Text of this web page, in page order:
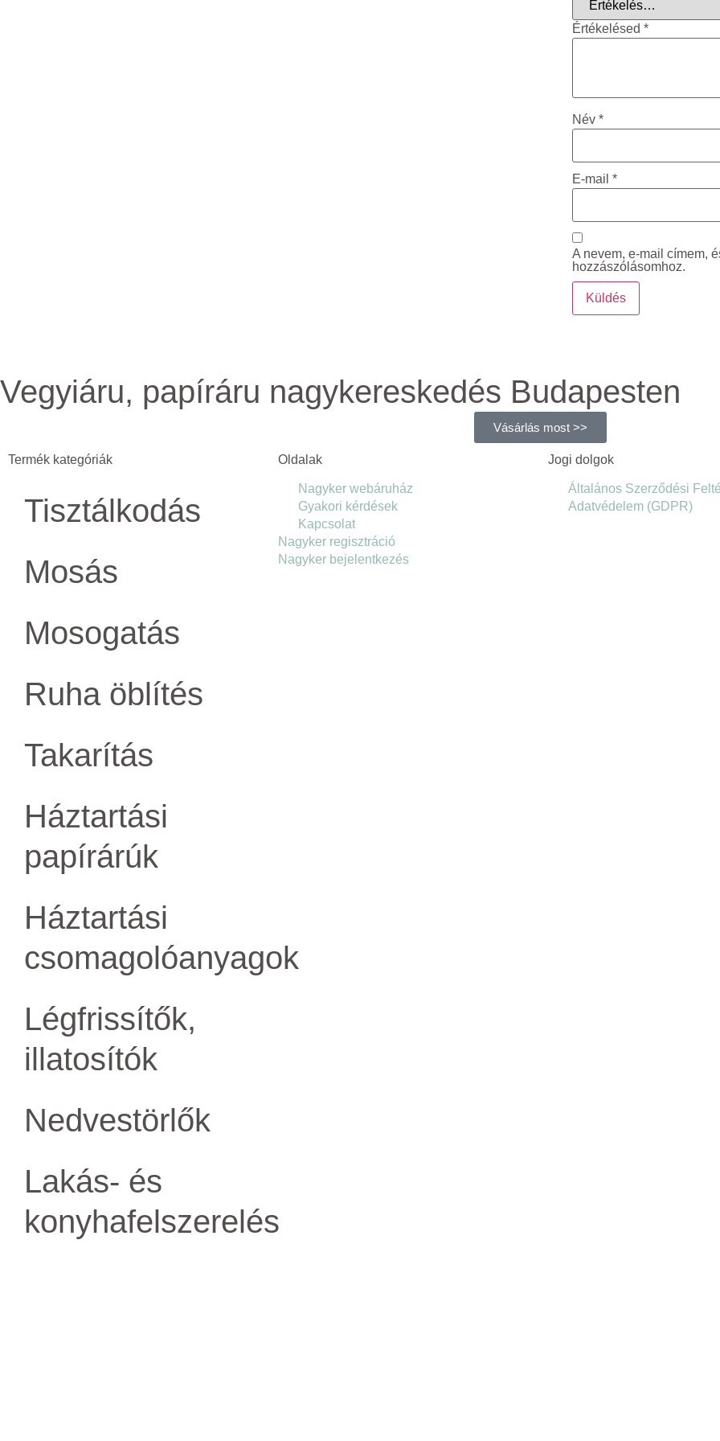
Értékelésed *
Név *
E-mail *
A nevem, e-mail címem,
hozzászólásomhoz.
Vegyiáru, papíráru nagykereskedés Budapesten
Vásárlás most >>
Termék kategóriák
Tisztálkodás
Mosás
Mosogatás
Ruha öblítés
Takarítás
Háztartási
papírárúk
Háztartási
csomagolóanyagok
Légfrissítők,
illatosítók
Nedvestörlők
Lakás- és
konyhafelszerelés
Oldalak
Nagyker webáruház
Gyakori kérdések
Kapcsolat
Nagyker regisztráció
Nagyker bejelentkezés
Jogi dolgok
Általános Szerződési
Adatvédelem (GDPR)